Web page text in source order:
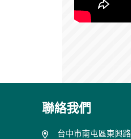
聯絡我們
台中市南屯區東興